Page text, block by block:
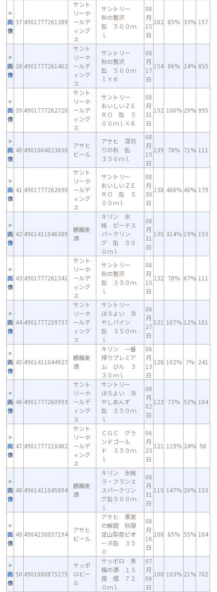
画
像
37 4901777261389
サント
リーホ
ールデ
ィング
ス
サントリー
秋の贅沢
缶 ５００ｍ
ｌ
08
月
15
日
162 85% 33% 157
画
像
38 4901777261402
サント
リーホ
ールデ
ィング
ス
サントリー
秋の贅沢
缶 ５００ｍ
ｌ×６
08
月
17
日
154 86% 24% 855
画
像
39 4901777262720
サント
リーホ
ールデ
ィング
ス
サントリー
おいしいＺＥ
ＲＯ 缶 ５
００ｍｌ×６
08
月
31
日
152 106% 29% 995
画
像
40 4901004023650
アサヒ
ビール
アサヒ 深煎
りの秋 缶
３５０ｍｌ
08
月
15
日
139 78% 71% 111
画
像
41 4901777262690
サント
リーホ
ールデ
ィング
ス
サントリー
おいしいＺＥ
ＲＯ 缶 ５
００ｍｌ
08
月
30
日
138 460% 40% 179
画
像
42 4901411046389
麒麟麦
酒
キリン 氷
結 ピーチス
パークリン
グ 缶 ５０
０ｍｌ
08
月
31
日
135 314% 19% 153
画
像
43 4901777261341
サント
リーホ
ールデ
ィング
ス
サントリー
秋の贅沢
缶 ３５０ｍ
ｌ
08
月
15
日
132 78% 67% 111
画
像
44 4901777259737
サント
リーホ
ールデ
ィング
ス
サントリー
ほろよい 冷
やしパイン
缶 ３５０ｍ
ｌ
06
月
27
日
131 107% 12% 101
画
像
45 4901411044927
麒麟麦
酒
キリン 一番
搾りプレミア
ム びん ３
３０ｍｌ
06
月
13
日
128 102% 7% 241
画
像
46 4901777260993
サント
リーホ
ールデ
ィング
ス
サントリー
ほろよい 冷
やしあんず
缶 ３５０ｍ
ｌ
08
月
02
日
123 73% 52% 104
画
像
47 4901777218482
サント
リーホ
ールデ
ィング
ス
ＣＧＣ グラ
ンドゴール
ド ３５０ｍ
ｌ
06
月
23
日
121 119% 24% 98
画
像
48 4901411045894
麒麟麦
酒
キリン 氷結
ラ・フランス
スパークリン
グ缶５００ｍ
ｌ
08
月
31
日
119 147% 20% 153
画
像
49 4904230037194
アサヒ
ビール
アサヒ 果実
の瞬間 秋限
定山梨産ピオ
ーネ缶 ３５
０
08
月
16
日
108 65% 55% 104
画
像
50 4901880875275
サッポ
ロビー
ル
サッポロ 男
梅の酒 １５
度 瓶 ７２
０ｍｌ
07
月
06
日
100 103% 21% 702